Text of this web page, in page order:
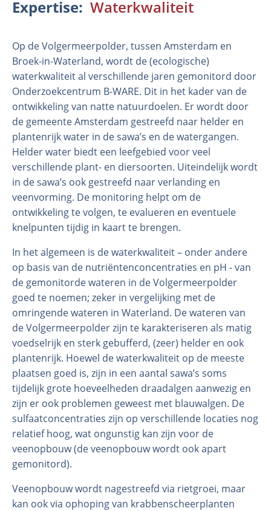
Organisatie
Medewerkers
Laboratorium
Veld- en laboratoriumexperimenten
Veldwerkzaamheden
Expertise Waterkwaliteit
Op de Volgermeerpolder, tussen Amsterdam en
Broek-in-Waterland, wordt de (ecologische)
waterkwaliteit al verschillende jaren gemonitord door
Onderzoekcentrum B-WARE. Dit in het kader van de
ontwikkeling van natte natuurdoelen. Er wordt door
de gemeente Amsterdam gestreefd naar helder en
plantenrijk water in de sawa’s en de watergangen.
Helder water biedt een leefgebied voor veel
verschillende plant- en diersoorten. Uiteindelijk wordt
in de sawa’s ook gestreefd naar verlanding en
veenvorming. De monitoring helpt om de
ontwikkeling te volgen, te evalueren en eventuele
knelpunten tijdig in kaart te brengen.
In het algemeen is de waterkwaliteit – onder andere
op basis van de nutriëntenconcentraties en pH - van
de gemonitorde wateren in de Volgermeerpolder
goed te noemen; zeker in vergelijking met de
omringende wateren in Waterland. De wateren van
de Volgermeerpolder zijn te karakteriseren als matig
voedselrijk en sterk gebufferd, (zeer) helder en ook
plantenrijk. Hoewel de waterkwaliteit op de meeste
plaatsen goed is, zijn in een aantal sawa’s soms
tijdelijk grote hoeveelheden draadalgen aanwezig en
zijn er ook problemen geweest met blauwalgen. De
sulfaatconcentraties zijn op verschillende locaties nog
relatief hoog, wat ongunstig kan zijn voor de
veenopbouw (de veenopbouw wordt ook apart
gemonitord).
Veenopbouw wordt nagestreefd via rietgroei, maar
kan ook via ophoping van krabbenscheerplanten